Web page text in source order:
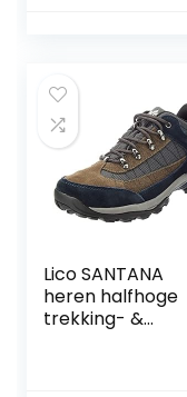
Lico SANTANA
heren halfhoge
trekking- &